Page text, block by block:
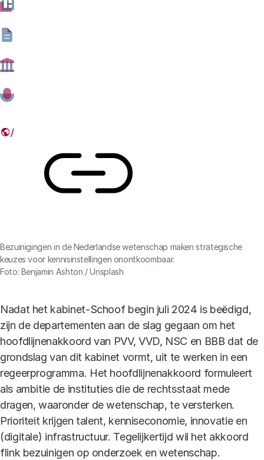
we geschreven op basis van ons onderzoek van de
afgelopen jaren en vanuit onze opdracht om aan alle
partijen inzicht te geven in de werking van het
wetenschapssysteem.
02 SEPTEMBER 2024
Bezuinigingen in de Nederlandse wetenschap maken strategische
keuzes voor kennisinstellingen onontkoombaar.
Foto: Benjamin Ashton / Unsplash
Nadat het kabinet-Schoof begin juli 2024 is beëdigd,
zijn de departementen aan de slag gegaan om het
hoofdlijnenakkoord van PVV, VVD, NSC en BBB dat de
grondslag van dit kabinet vormt, uit te werken in een
regeerprogramma. Het hoofdlijnenakkoord formuleert
als ambitie de instituties die de rechtsstaat mede
dragen, waaronder de wetenschap, te versterken.
Prioriteit krijgen talent, kenniseconomie, innovatie en
(digitale) infrastructuur. Tegelijkertijd wil het akkoord
flink bezuinigen op onderzoek en wetenschap.